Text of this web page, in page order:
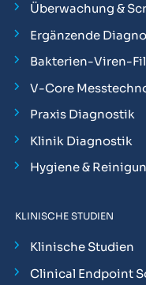
Überwachung &
Ergänzende
Bakterien-Viren-
V-Core
Praxis Diagnostik
Klinik Diagnostik
Hygiene &
KLINISCHE STUDIEN
Klinische Studien
Clinical Endpoint